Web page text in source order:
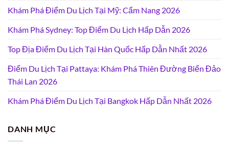
Khám Phá Điểm Du Lịch Tại Mỹ: Cẩm Nang 2026
Khám Phá Sydney: Top Điểm Du Lịch Hấp Dẫn 2026
Top Địa Điểm Du Lịch Tại Hàn Quốc Hấp Dẫn Nhất 2026
Điểm Du Lịch Tại Pattaya: Khám Phá Thiên Đường Biển Đảo
Thái Lan 2026
Khám Phá Điểm Du Lịch Tại Bangkok Hấp Dẫn Nhất 2026
DANH MỤC